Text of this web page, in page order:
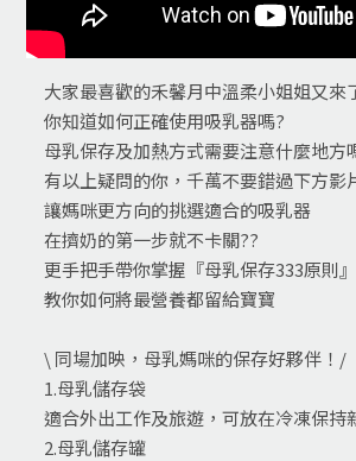
大家最喜歡的禾馨月中溫柔小姐姐又來
你知道如何正確使用吸乳器嗎?
母乳保存及加熱方式需要注意什麼地方
有以上疑問的你，千萬不要錯過下方影
讓媽咪更方向的挑選適合的吸乳器
在擠奶的第一步就不卡關??
更手把手帶你掌握『母乳保存333原則』
教你如何將最營養都留給寶寶
\ 同場加映，母乳媽咪的保存好夥伴！/
1.母乳儲存袋
適合外出工作及旅遊，可放在冷凍保持
2.母乳儲存罐